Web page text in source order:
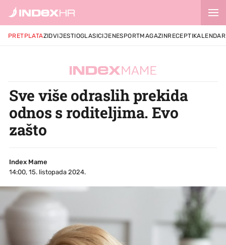
PRETPLATAZIDVIJESTIOGLASICIJENESPORTMAGAZINRECEPTIKALENDAR
Sve više odraslih prekida
odnos s roditeljima. Evo
zašto
Index Mame
14:00, 15. listopada 2024.